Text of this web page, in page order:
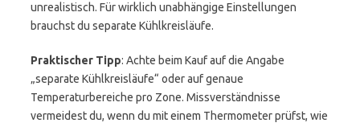
unrealistisch. Für wirklich unabhängige Einstellungen
brauchst du separate Kühlkreisläufe.
Praktischer Tipp: Achte beim Kauf auf die Angabe
„separate Kühlkreisläufe“ oder auf genaue
Temperaturbereiche pro Zone. Missverständnisse
vermeidest du, wenn du mit einem Thermometer prüfst, wie